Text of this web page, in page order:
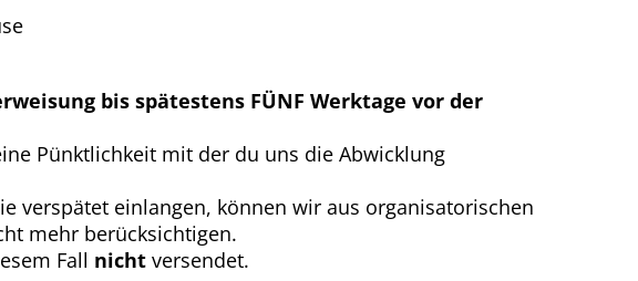
bis spätestens FÜNF Werktage vor der
Pünktlichkeit mit der du uns die Abwicklung
verspätet einlangen, können wir aus organisatorischen
mehr berücksichtigen.
Fall nichtversendet.